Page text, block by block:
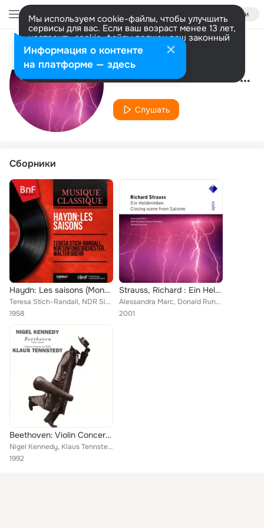
Войти
Мы используем cookie-файлы, чтобы улучшить
сервисы для вас. Если ваш возраст менее 13 лет,
настроить cookie-файлы должен ваш законный
представитель. Больше информации
Разрешить все Настроить
Исполнитель
NDR Sinfonieorchester
Слушать
Сборники
Haydn: Les saisons (Mono Version)
Teresa Stich-Randall, NDR Sinfonieorchester, Walter Goehr
1958
Strauss, Richard : Ein Heldenleben & Closing Scene from Salome (- Apex)
Alessandra Marc, Donald Runnicles & NDR Sinfonieorchester
2001
Beethoven: Violin Concerto in D Major, Op. 61 (Live)
Nigel Kennedy, Klaus Tennstedt, NDR Sinfonieorchester
1992
Информация о контенте
на платформе — здесь